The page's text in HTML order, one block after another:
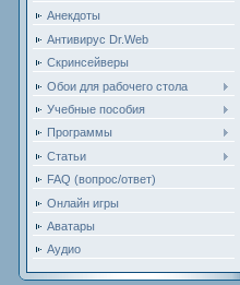
Анекдоты
Антивирус Dr.Web
Скринсейверы
Обои для рабочего стола
Учебные пособия
Программы
Статьи
FAQ (вопрос/ответ)
Онлайн игры
Аватары
Аудио